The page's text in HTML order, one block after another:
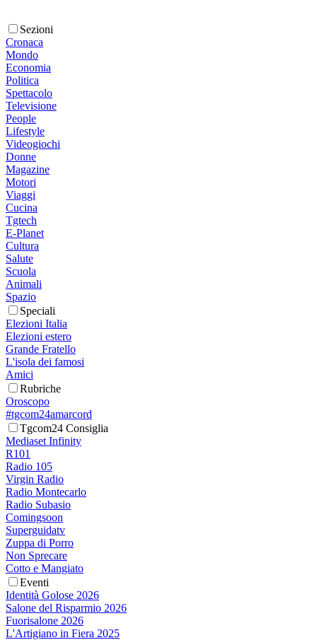
Sezioni
Cronaca
Mondo
Economia
Politica
Spettacolo
Televisione
People
Lifestyle
Videogiochi
Donne
Magazine
Motori
Viaggi
Cucina
Tgtech
E-Planet
Cultura
Salute
Scuola
Animali
Spazio
Speciali
Elezioni Italia
Elezioni estero
Grande Fratello
L'isola dei famosi
Amici
Rubriche
Oroscopo
#tgcom24amarcord
Tgcom24 Consiglia
Mediaset Infinity
R101
Radio 105
Virgin Radio
Radio Montecarlo
Radio Subasio
Comingsoon
Superguidatv
Zuppa di Porro
Non Sprecare
Cotto e Mangiato
Eventi
Identità Golose 2026
Salone del Risparmio 2026
Fuorisalone 2026
L'Artigiano in Fiera 2025